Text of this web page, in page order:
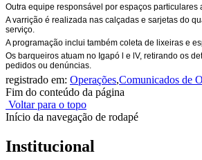
Outra equipe responsável por espaços
A varrição é realizada nas calçadas e sarjetas do
serviço.
A programação inclui também coleta de lixeiras e
Os barqueiros atuam no Igapó l e lV, retirando os
pedidos ou denúncias.
registrado em: Operações,Comunicados de
Fim do conteúdo da página
Voltar para o topo
Início da navegação de rodapé
Institucional